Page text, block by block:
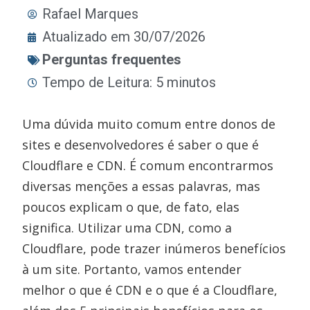
Rafael Marques
Atualizado em 30/07/2026
Perguntas frequentes
Tempo de Leitura: 5 minutos
Uma dúvida muito comum entre donos de
sites e desenvolvedores é saber o que é
Cloudflare e CDN. É comum encontrarmos
diversas menções a essas palavras, mas
poucos explicam o que, de fato, elas
significa. Utilizar uma CDN, como a
Cloudflare, pode trazer inúmeros benefícios
à um site. Portanto, vamos entender
melhor o que é CDN e o que é a Cloudflare,